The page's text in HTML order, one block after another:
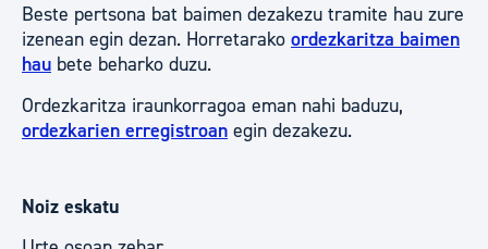
Beste pertsona bat baimen dezakezu tramite hau zure
izenean egin dezan. Horretarako ordezkaritza baimen
hau bete beharko duzu.
Ordezkaritza iraunkorragoa eman nahi baduzu,
ordezkarien erregistroan egin dezakezu.
Noiz eskatu